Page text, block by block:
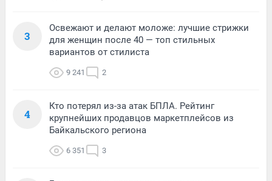
3
Освежают и делают моложе: лучшие стрижки
для женщин после 40 — топ стильных
вариантов от стилиста
9 241 2
4
Кто потерял из-за атак БПЛА. Рейтинг
крупнейших продавцов маркетплейсов из
Байкальского региона
6 351 3